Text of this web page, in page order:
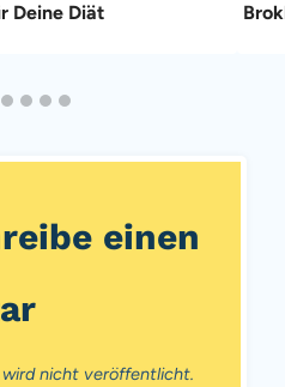
Deine Diät
einen
nicht veröffentlicht.